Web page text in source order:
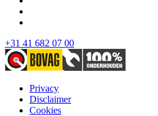
+31 41 682 07 00
Privacy
Disclaimer
Cookies